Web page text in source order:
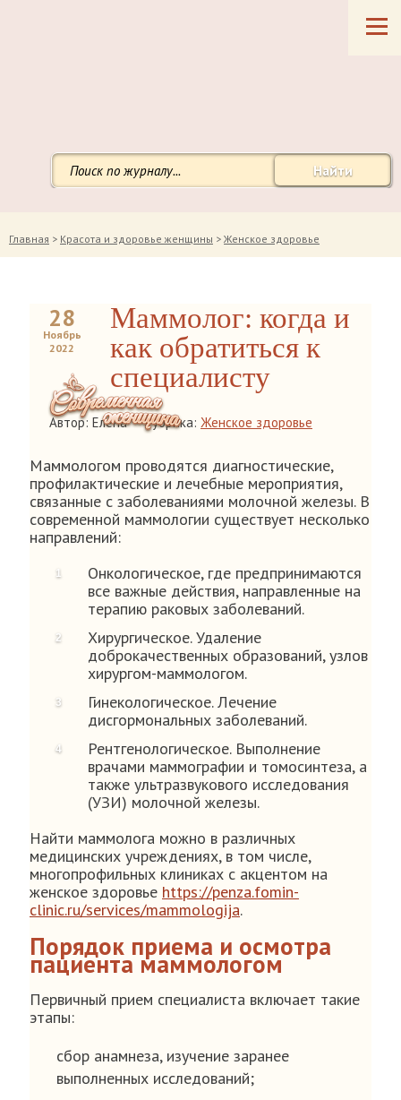
Найти
Главная > Красота и здоровье женщины > Женское здоровье
28
Ноябрь
2022
Маммолог: когда и
как обратиться к
специалисту
Автор: Елена Рубрика: Женское здоровье
Маммологом проводятся диагностические,
профилактические и лечебные мероприятия,
связанные с заболеваниями молочной железы. В
современной маммологии существует несколько
направлений:
Онкологическое, где предпринимаются
все важные действия, направленные на
терапию раковых заболеваний.
Хирургическое. Удаление
доброкачественных образований, узлов
хирургом-маммологом.
Гинекологическое. Лечение
дисгормональных заболеваний.
Рентгенологическое. Выполнение
врачами маммографии и томосинтеза, а
также ультразвукового исследования
(УЗИ) молочной железы.
Найти маммолога можно в различных
медицинских учреждениях, в том числе,
многопрофильных клиниках с акцентом на
женское здоровье https://penza.fomin-
clinic.ru/services/mammologija.
Порядок приема и осмотра
пациента маммологом
Первичный прием специалиста включает такие
этапы:
сбор анамнеза, изучение заранее
выполненных исследований;